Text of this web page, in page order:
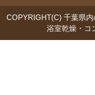
COPYRIGHT(C) 千葉県
浴室乾燥・コ